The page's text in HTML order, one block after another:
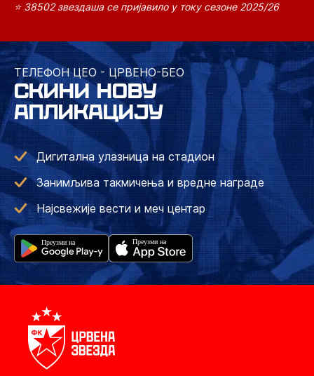
⭐ 38502 звездаша се пријавило у току сезоне 2025/26
ТЕЛЕФОН ЦЕО - ЦРВЕНО-БЕО
СКИНИ НОВУ
АПЛИКАЦИЈУ
Дигитална улазница на стадион
Занимљива такмичења и вредне награде
Најсвежије вести и меч центар